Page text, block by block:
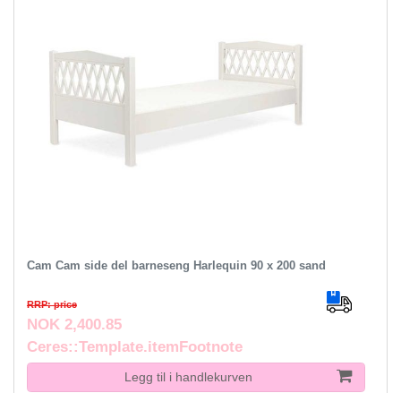
Cam Cam side del barneseng Harlequin 90 x 200 sand
RRP: price
NOK 2,400.85
Ceres::Template.itemFootnote
Legg til i handlekurven